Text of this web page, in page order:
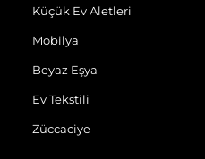
Küçük Ev Aletleri
Mobilya
Beyaz Eşya
Ev Tekstili
Züccaciye